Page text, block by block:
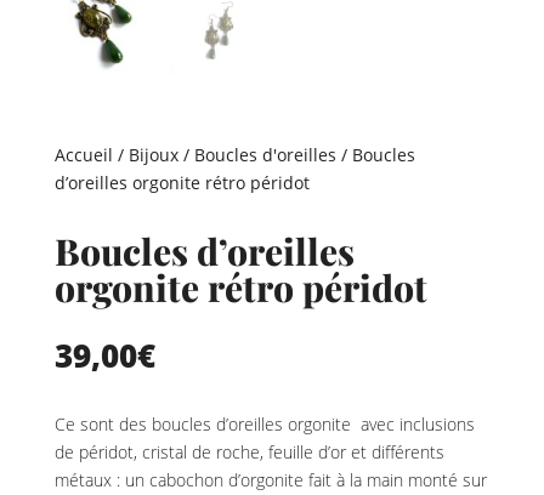
Accueil / Bijoux/ Boucles d'oreilles / Boucles
d’oreilles orgonite rétro péridot
Boucles d’oreilles
orgonite rétro péridot
39,00€
Ce sont des boucles d’oreilles orgonite avec inclusions
de péridot, cristal de roche, feuille d’or et différents
métaux : un cabochon d’orgonite fait à la main monté sur